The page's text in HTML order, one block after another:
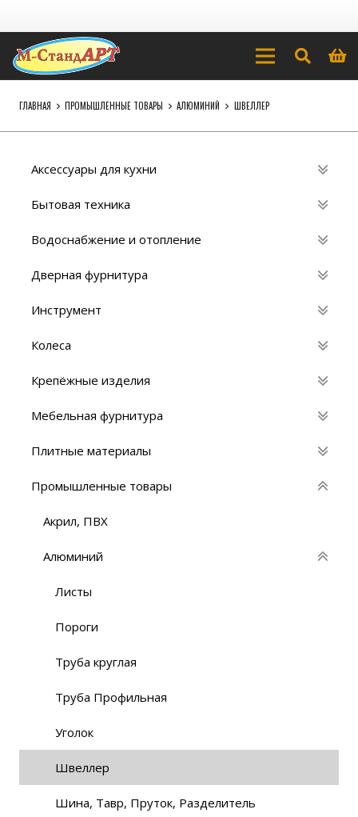
ГЛАВНАЯ ПРОМЫШЛЕННЫЕ ТОВАРЫ АЛЮМИНИЙ ШВЕЛЛЕР
Аксессуары для кухни
Бытовая техника
Водоснабжение и отопление
Дверная фурнитура
Инструмент
Колеса
Крепёжные изделия
Мебельная фурнитура
Плитные материалы
Промышленные товары
Акрил, ПВХ
Алюминий
Листы
Пороги
Труба круглая
Труба Профильная
Уголок
Швеллер
Шина, Тавр, Пруток, Разделитель